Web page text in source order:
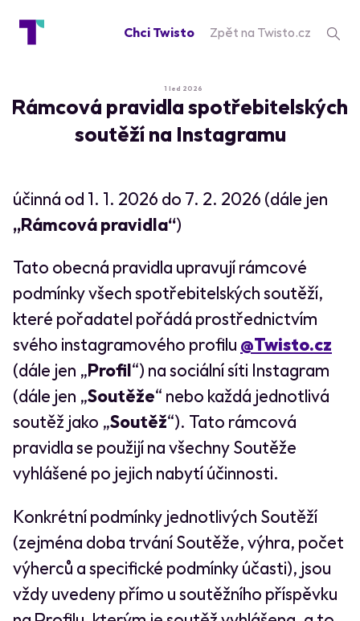
Chci Twisto Zpět na Twisto.cz
1 led 2026
Rámcová pravidla spotřebitelských
soutěží na Instagramu
účinná od 1. 1. 2026 do 7. 2. 2026 (dále jen
„Rámcová pravidla“)
Tato obecná pravidla upravují rámcové
podmínky všech spotřebitelských soutěží,
které pořadatel pořádá prostřednictvím
svého instagramového profilu @Twisto.cz
(dále jen „Profil“) na sociální síti Instagram
(dále jen „Soutěže“ nebo každá jednotlivá
soutěž jako „Soutěž“). Tato rámcová
pravidla se použijí na všechny Soutěže
vyhlášené po jejich nabytí účinnosti.
Konkrétní podmínky jednotlivých Soutěží
(zejména doba trvání Soutěže, výhra, počet
výherců a specifické podmínky účasti), jsou
vždy uvedeny přímo u soutěžního příspěvku